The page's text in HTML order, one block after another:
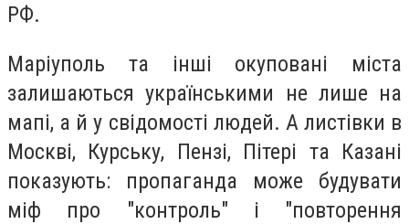
РФ.
Маріуполь та інші окуповані міста
залишаються українськими не лише на
мапі, а й у свідомості людей. А листівки в
Москві, Курську, Пензі, Пітері та Казані
показують: пропаганда може будувати
міф про "контроль" і "повторення